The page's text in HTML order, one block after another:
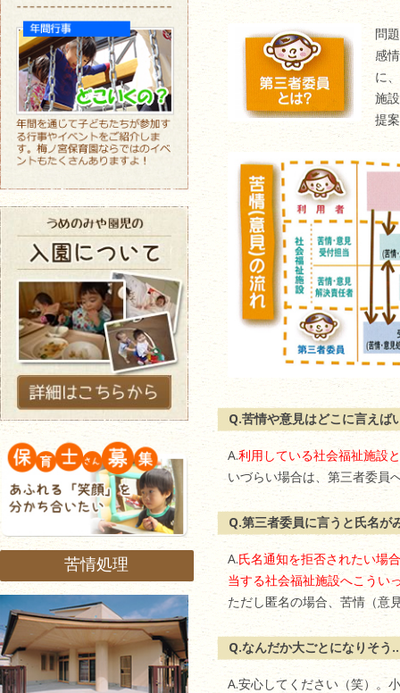
問
感
に
施
提
Q.苦情や意見はどこに言えば
A.利用している社会福祉施設
いづらい場合は、第三者委員
Q.第三者委員に言うと氏名が
A.氏名通知を拒否されたい場
当する社会福祉施設へこうい
ただし匿名の場合、苦情（意
Q.なんだか大ごとになりそう
A.安心してください（笑）。
苦情処理